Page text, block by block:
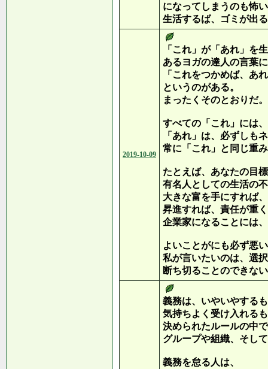
になってしまうのも怖
生活するば、ゴミが出
2019-10-09
「これ」が「あれ」を
あるヨガの達人の言葉
「これをつかめば、あ
というのがある。
まったくそのとおりだ。
すべての「これ」には
「あれ」は、必ずしも
常に「これ」と同じ重
たとえば、あなたの目
有名人としての生活の
大きな富を手にすれば
昇進すれば、責任が重
企業家になることには
よいことがにも必ず悪
私が言いたいのは、選
断ち切ることのできな
義務は、いやいやする
気持ちよく受け入れる
決められたルールの中
グループや組織、そし
義務を怠る人は、